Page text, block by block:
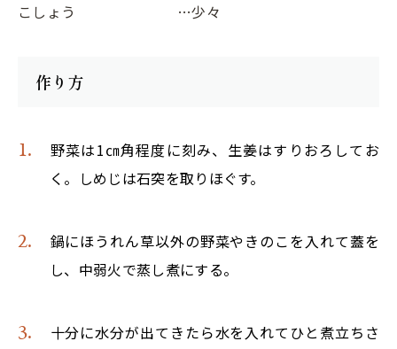
こしょう
…少々
作り方
野菜は1㎝角程度に刻み、生姜はすりおろしてお
く。しめじは石突を取りほぐす。
鍋にほうれん草以外の野菜やきのこを入れて蓋を
し、中弱火で蒸し煮にする。
十分に水分が出てきたら水を入れてひと煮立ちさ